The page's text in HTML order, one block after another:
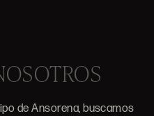
de Ansorena, buscamos